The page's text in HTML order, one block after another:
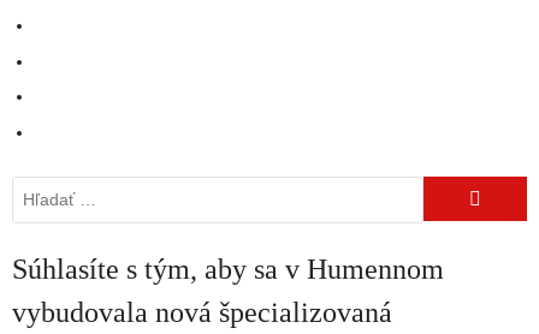
Hľadať:
Súhlasíte s tým, aby sa v Humennom
vybudovala nová špecializovaná